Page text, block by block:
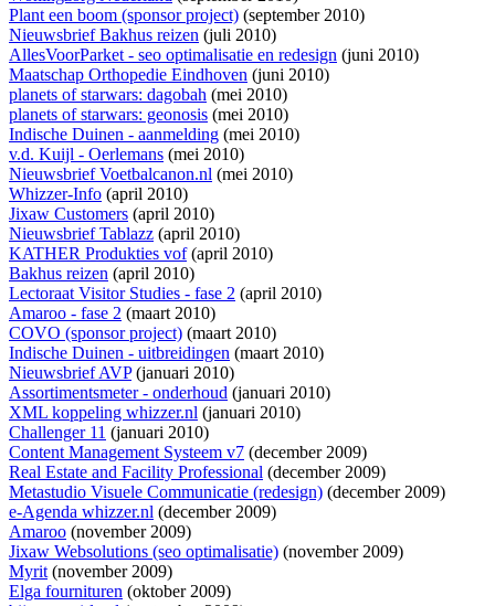
Plant een boom (sponsor project) (september 2010)
Nieuwsbrief Bakhus reizen (juli 2010)
AllesVoorParket - seo optimalisatie en redesign (juni 2010)
Maatschap Orthopedie Eindhoven (juni 2010)
planets of starwars: dagobah (mei 2010)
planets of starwars: geonosis (mei 2010)
Indische Duinen - aanmelding (mei 2010)
v.d. Kuijl - Oerlemans (mei 2010)
Nieuwsbrief Voetbalcanon.nl (mei 2010)
Whizzer-Info (april 2010)
Jixaw Customers (april 2010)
Nieuwsbrief Tablazz (april 2010)
KATHER Produkties vof(april 2010)
Bakhus reizen (april 2010)
Lectoraat Visitor Studies - fase 2 (april 2010)
Amaroo - fase 2 (maart 2010)
COVO (sponsor project) (maart 2010)
Indische Duinen - uitbreidingen (maart 2010)
Nieuwsbrief AVP(januari 2010)
Assortimentsmeter - onderhoud (januari 2010)
XML koppeling whizzer.nl (januari 2010)
Challenger 11 (januari 2010)
Content Management Systeem v7 (december 2009)
Real Estate and Facility Professional (december 2009)
Metastudio Visuele Communicatie (redesign) (december 2009)
e-Agenda whizzer.nl (december 2009)
Amaroo (november 2009)
Jixaw Websolutions (seo optimalisatie) (november 2009)
Myrit(november 2009)
Elga fournituren (oktober 2009)